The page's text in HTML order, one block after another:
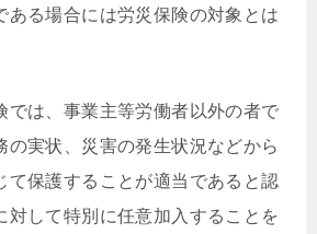
ある場合には労災保険の対象とは
は、事業主等労働者以外の者で
の実状、災害の発生状況などから
て保護することが適当であると認
対して特別に任意加入することを